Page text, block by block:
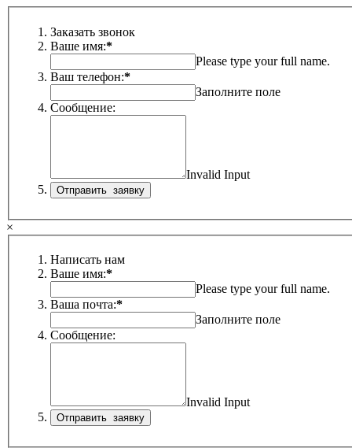
Заказать звонок
Ваше имя:*
Please type your full name.
Ваш телефон:*
Заполните поле
Сообщение:
Invalid Input
×
Написать нам
Ваше имя:*
Please type your full name.
Ваша почта:*
Заполните поле
Сообщение:
Invalid Input